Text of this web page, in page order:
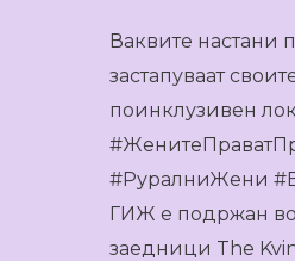
Ваквите настани
застапуваат
поинклузивен
#РуралниЖени
ГИЖ е подржан во
заедници The